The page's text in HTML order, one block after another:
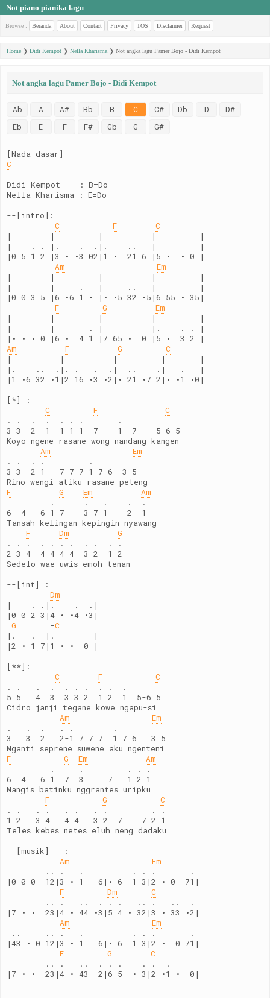
Not piano pianika lagu
Browse : Beranda About Contact Privacy TOS Disclaimer Request
Home ❯ Didi Kempot ❯ Nella Kharisma ❯ Not angka lagu Pamer Bojo - Didi Kempot
Not angka lagu Pamer Bojo - Didi Kempot
Ab A A# Bb B C C# Db D
D#
Eb
E F F# Gb G G#
[Nada dasar]
C
Didi Kempot    : B=Do
Nella Kharisma : E=Do
--[intro]:
C
F
C
|        |    -- --|     --   |         |
|    . . |.    .  .|.    ..   |         |
|0 5 1 2 |3 • •3 02|1 •  21 6 |5 •  • 0 |
Am
Em
|        |  --     |  -- -- --|  --   --|
|        |     .   |     ..   |         |
|0 0 3 5 |6 •6 1 • |• •5 32 •5|6 55 • 35|
F
G
Em
|        |         |  --      |         |
|        |       . |          |.    . . |
|• • • 0 |6 •  4 1 |7 65 •  0 |5 •  3 2 |
Am
F G
C
|  -- -- --|  -- -- --|  -- --  |  -- --|
|.    ..  .|. .   .  .|  ..    .|   .   |
|1 •6 32 •1|2 16 •3 •2|• 21 •7 2|• •1 •0|
[*] :
C
F
C
. .  .  .  . . .       .
3 3  2  1  1 1 1  7    1  7    5-6 5
Koyo ngene rasane wong nandang kangen
Am
Em
. .  . .         .
3 3  2 1   7 7 7 1 7 6  3 5
Rino wengi atiku rasane peteng
F
G Em
Am
         .      .   .    .  .
6  4   6 1 7    3 7 1    2  1
Tansah kelingan kepingin nyawang
F
Dm
G
. . .  . . . .  . .  . .
2 3 4  4 4 4-4  3 2  1 2
Sedelo wae uwis emoh tenan
--[int] :
Dm
|    . .|.    .  .|
|0 0 2 3|4 • •4 •3|
G
       -
C
|.   .  |.        |
|2 • 1 7|1 • •  0 |
[**]:
         -
C F
C
. .   .  .  . . .  . .  .
5 5   4  3  3 3 2  1 2  1  5-6 5
Cidro janji tegane kowe ngapu-si
Am
Em
.   .  .   . .        .
3   3  2   2-1 7 7 7  1 7 6   3 5
Nganti seprene suwene aku ngenteni
F
G Em
Am
         .     .         . . .
6  4   6 1  7  3     7   1 2 1
Nangis batinku nggrantes uripku
F
G
C
. .   . .   . .   . .         . .
1 2   3 4   4 4   3 2  7    7 2 1
Teles kebes netes eluh neng dadaku
--[musik]-- :
Am
Em
        .. .   .          . . .       .
|0 0 0  12|3 • 1   6|• 6  1 3|2 • 0  71|
F
Dm
C
        .. .   ..  . . .   .. .   ..  .
|7 • •  23|4 • 44 •3|5 4 • 32|3 • 33 •2|
Am
Em
..     .. .   .          . . .       .
|43 • 0 12|3 • 1   6|• 6  1 3|2 •  0 71|
F
G
C
        .. .   ..  . . .    . .  .
|7 • •  23|4 • 43  2|6 5  • 3|2 •1 •  0|